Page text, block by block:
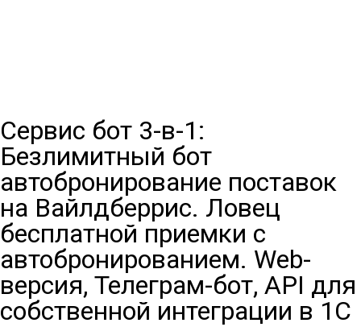
Сервис бот 3-в-1:
Безлимитный бот
автобронирование поставок
на Вайлдберрис. Ловец
бесплатной приемки с
автобронированием. Web-
версия, Телеграм-бот, API для
собственной интеграции в 1С